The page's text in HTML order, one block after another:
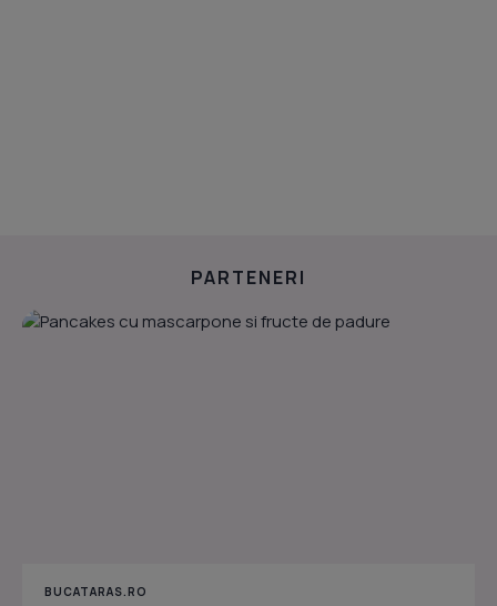
PARTENERI
BUCATARAS.RO